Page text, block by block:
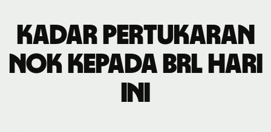
Kadar pertukaran
NOK kepada BRL hari
ini